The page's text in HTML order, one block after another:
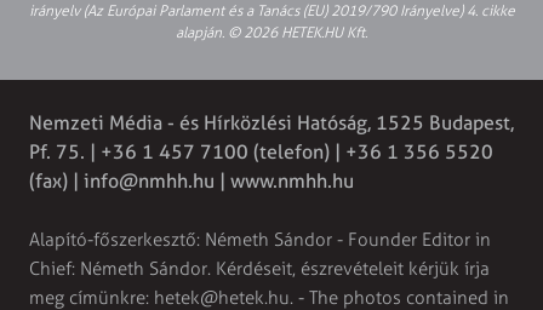
irányelv (Az Európai Parlament és a Tanács (EU) 2019/790 Irányelve) 4. cikke
alapján. © 2026 HETEK.HU Kft.
Nemzeti Média - és Hírközlési Hatóság, 1525 Budapest,
Pf. 75. | +36 1 457 7100 (telefon) | +36 1 356 5520
(fax) | info@nmhh.hu | www.nmhh.hu
Alapító-főszerkesztő: Németh Sándor - Founder Editor in
Chief: Németh Sándor. Kérdéseit, észrevételeit kérjük írja
meg címünkre: hetek@hetek.hu. - The photos contained in